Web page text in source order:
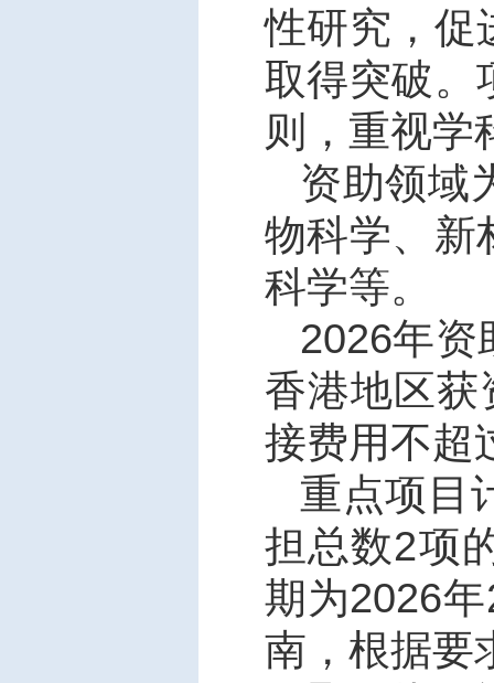
性研究，促
取得突破。
则，重视学
资助领域
物科学、新
科学等。
2026年资
香港地区
接费用不超
重点项目
担总数2项
期为2026年
南，根据要